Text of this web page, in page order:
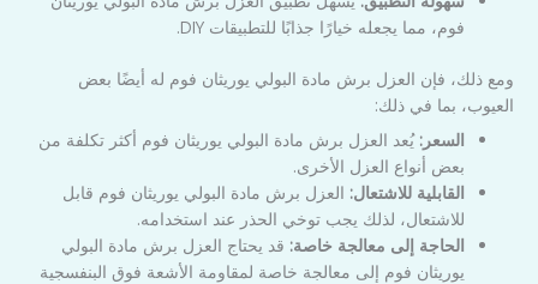
فوم، مما يجعله خيارًا جذابًا للتطبيقات DIY.
ومع ذلك، فإن العزل برش مادة البولي يوريثان فوم له أيضًا بعض
العيوب، بما في ذلك:
السعر: يُعد العزل برش مادة البولي يوريثان فوم أكثر تكلفة من
بعض أنواع العزل الأخرى.
القابلية للاشتعال: العزل برش مادة البولي يوريثان فوم قابل
للاشتعال، لذلك يجب توخي الحذر عند استخدامه.
الحاجة إلى معالجة خاصة: قد يحتاج العزل برش مادة البولي
يوريثان فوم إلى معالجة خاصة لمقاومة الأشعة فوق البنفسجية